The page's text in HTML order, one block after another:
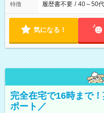
特徴 履歴書不要 / 40～50
気になる！
完全在宅で16時まで
ポート／